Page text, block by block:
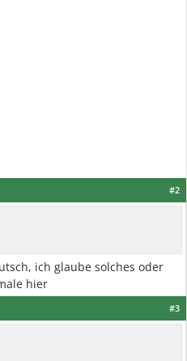
#2
ich glaube solches oder
hier
#3